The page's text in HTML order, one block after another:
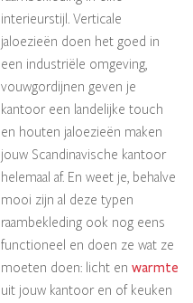
interieurstijl. Verticale
jaloezieën doen het goed in
een industriële omgeving,
vouwgordijnen geven je
kantoor een landelijke touch
en houten jaloezieën maken
jouw Scandinavische kantoor
helemaal af. En weet je, behalve
mooi zijn al deze typen
raambekleding ook nog eens
functioneel en doen ze wat ze
moeten doen: licht en warmte
uit jouw kantoor en of keuken